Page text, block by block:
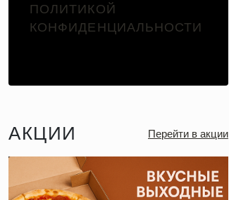
ПОЛИТИКОЙ
КОНФИДЕНЦИАЛЬНОСТИ
АКЦИИ Перейти в акции